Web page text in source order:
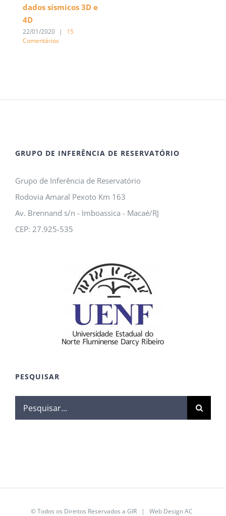
dados sísmicos 3D e
4D
22/01/2020 |
15
Comentários
GRUPO DE INFERÊNCIA DE RESERVATÓRIO
Grupo de Inferência de Reservatório
Rodovia Amaral Pexoto Km 163
Av. Brennand s/n - Imboassica - Macaé/RJ
CEP: 27.925-535
PESQUISAR
© Todos os Direitos Reservados a GIR | Web DesignAC